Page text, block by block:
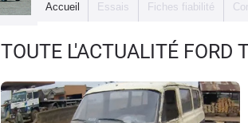
Accueil Essais Fiches fiabilité
TOUTE L'ACTUALITÉ FORD